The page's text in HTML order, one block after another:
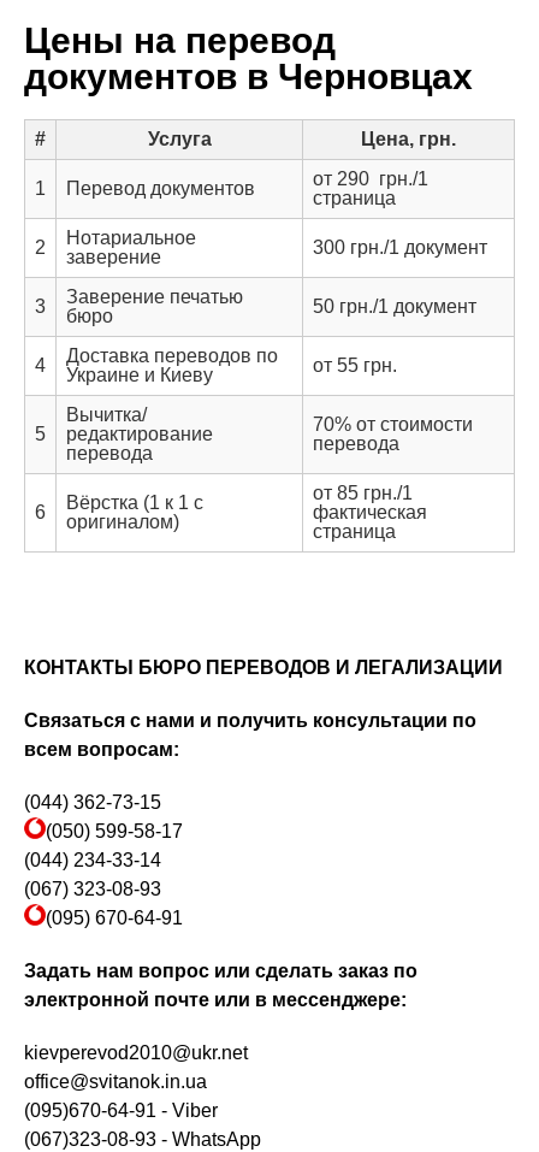
Цены на перевод
документов в Черновцах
# Услуга Цена, грн.
1 Перевод документов
от 290 грн./1
страница
2
Нотариальное
заверение
300 грн./1 документ
3
Заверение печатью
бюро
50 грн./1 документ
4
Доставка переводов по
Украине и Киеву
от 55 грн.
5
Вычитка/
редактирование
перевода
70% от стоимости
перевода
6
Вёрстка (1 к 1 с
оригиналом)
от 85 грн./1
фактическая
страница
КОНТАКТЫ БЮРО ПЕРЕВОДОВ И ЛЕГАЛИЗАЦИИ
Связаться с нами и получить консультации по
всем вопросам:
(044) 362-73-15
(050) 599-58-17
(044) 234-33-14
(067) 323-08-93
(095) 670-64-91
Задать нам вопрос или сделать заказ по
электронной почте или в мессенджере:
kievperevod2010@ukr.net
office@svitanok.in.ua
(095)670-64-91 - Viber
(067)323-08-93 - WhatsApp